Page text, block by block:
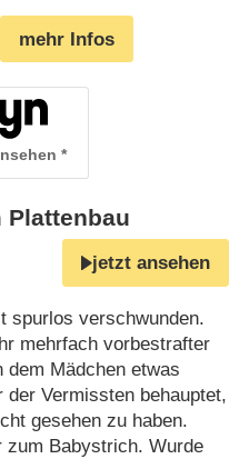
mehr Infos
Plattenbau
jetzt ansehen
spurlos verschwunden.
mehrfach vorbestrafter
dem Mädchen etwas
der Vermissten behauptet,
gesehen zu haben.
zum Babystrich. Wurde